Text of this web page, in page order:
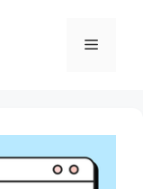
Menu